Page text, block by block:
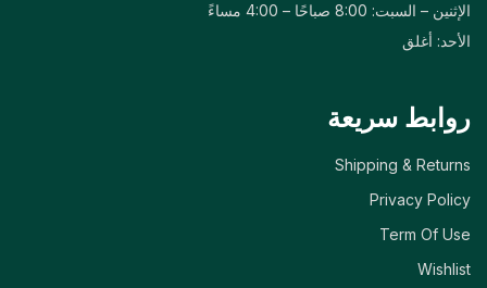
الإثنين – السبت: 8:00 صباحًا – 4:00 مساءً
الأحد: أغلق
روابط سريعة
Shipping & Returns
Privacy Policy
Term Of Use
Wishlist